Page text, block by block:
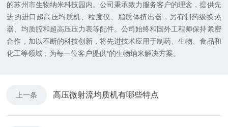
的苏州市生物纳米科技园内。公司秉承致力服务客户的理念，提供先
进的进口超高压均质机、粒度仪、脂质体挤出器，另有制药级换热
器、均质腔和超高压压力表等配件。公司始终和国外工程师保持紧密
合作，加以不断的科技创新，将先进技术应用于制药、生物、食品和
化工等领域，为每一位客户提供*的生物纳米解决方案。
上一条 高压微射流均质机有哪些特点